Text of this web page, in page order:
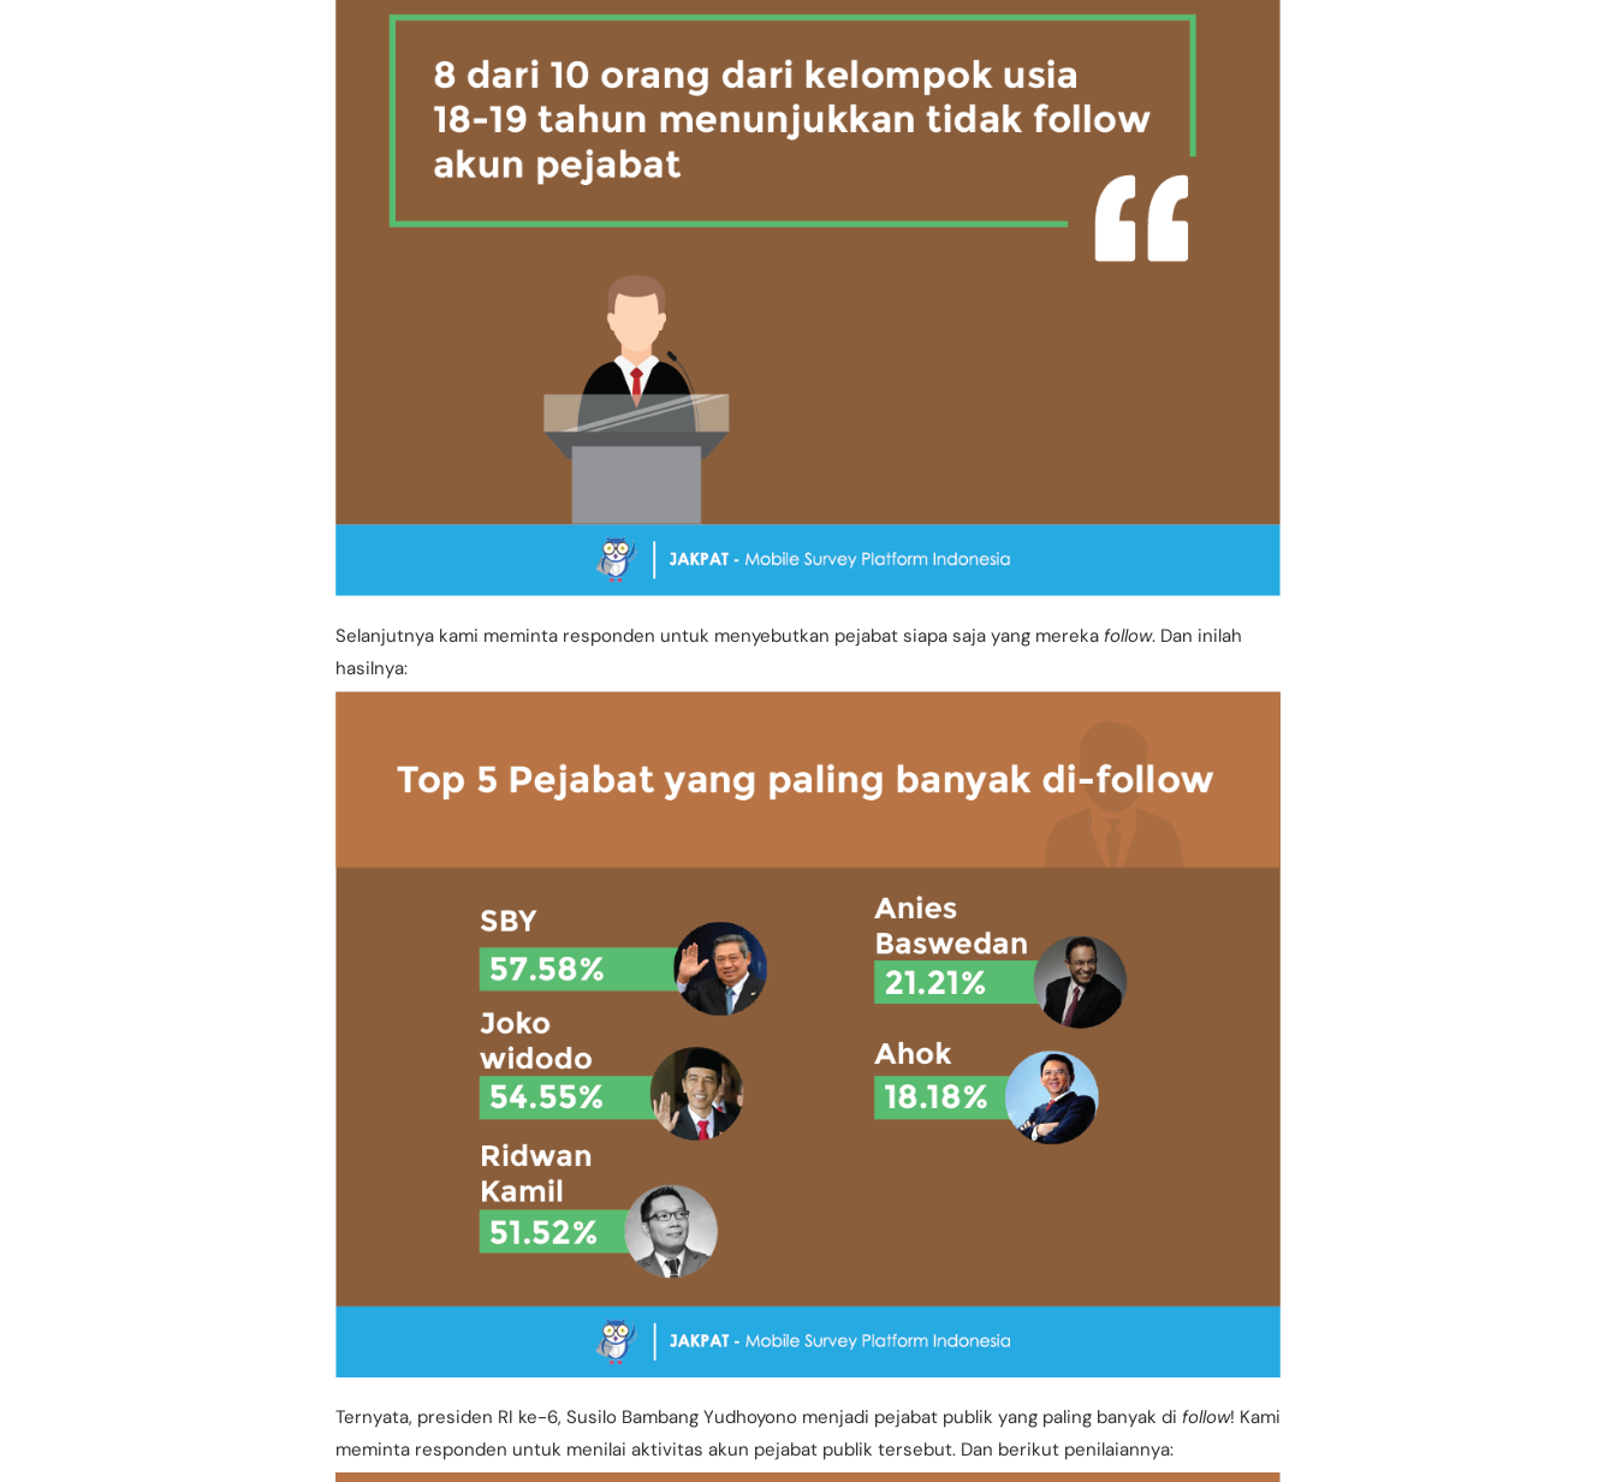
Selanjutnya kami meminta responden untuk menyebutkan pejabat siapa saja yang mereka follow. Dan inilah
hasilnya:
Ternyata, presiden RI ke-6, Susilo Bambang Yudhoyono menjadi pejabat publik yang paling banyak di follow! Kami
meminta responden untuk menilai aktivitas akun pejabat publik tersebut. Dan berikut penilaiannya: